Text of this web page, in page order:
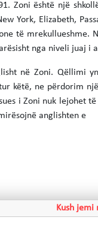
Zoni është një
York, Elizabeth,
të
nga niveli juaj i
në Zoni. Qëllimi
këtë, ne përdorim
i Zoni nuk lejohet
anglishten e
Kush jemi